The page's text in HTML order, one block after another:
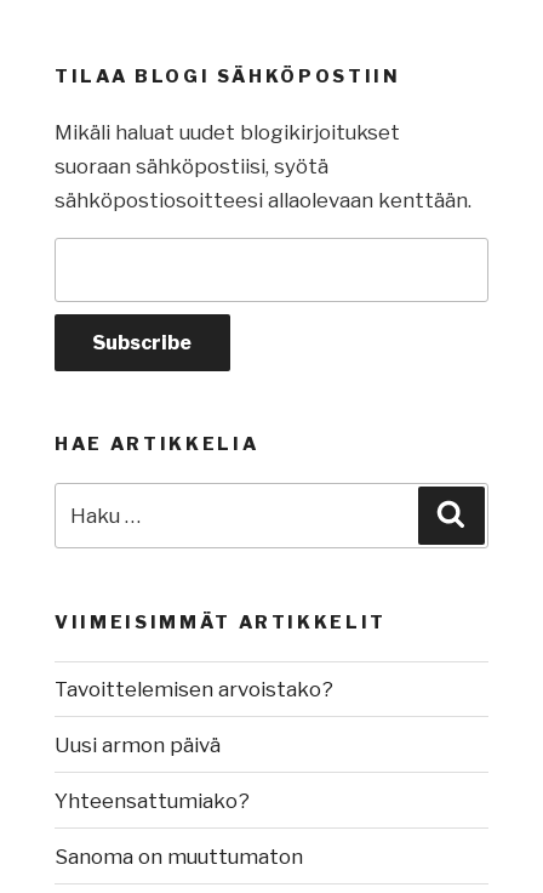
TILAA BLOGI SÄHKÖPOSTIIN
Mikäli haluat uudet blogikirjoitukset
suoraan sähköpostiisi, syötä
sähköpostiosoitteesi allaolevaan kenttään.
HAE ARTIKKELIA
VIIMEISIMMÄT ARTIKKELIT
Tavoittelemisen arvoistako?
Uusi armon päivä
Yhteensattumiako?
Sanoma on muuttumaton